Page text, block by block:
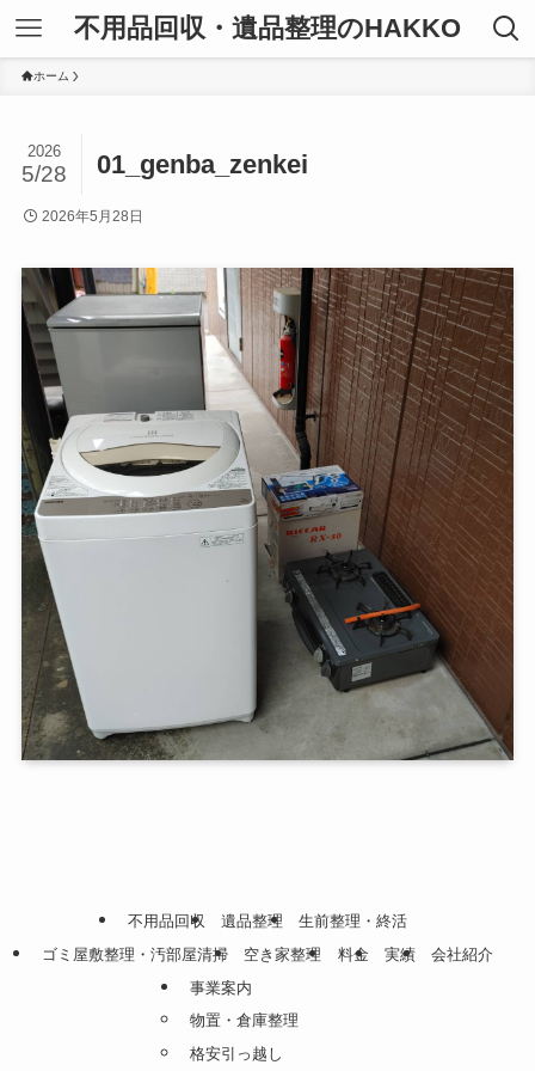
不用品回収・遺品整理のHAKKO
ホーム
01_genba_zenkei
2026
5/28
2026年5月28日
不用品回収 遺品整理
生前整理・終活
ゴミ屋敷整理・汚部屋清掃
空き家整理 料金 実績
会社紹介
事業案内
物置・倉庫整理
格安引っ越し